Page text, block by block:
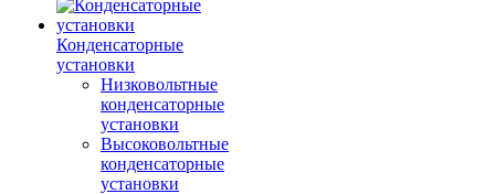
Конденсаторные
установки
Низковольтные
конденсаторные
установки
Высоковольтные
конденсаторные
установки